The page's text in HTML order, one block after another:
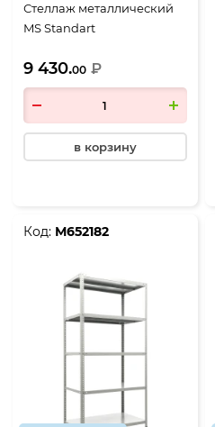
Стеллаж металлический
MS Standart
9 430.00 ₽
в корзину
Код: М652182